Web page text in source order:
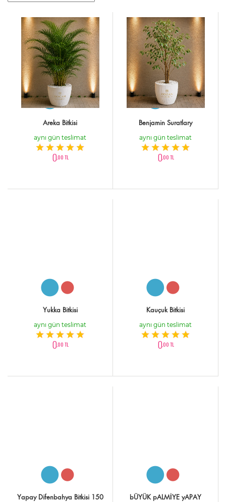
Areka Bitkisi
aynı gün teslimat
0,00 TL
Benjamin Suratlary
aynı gün teslimat
0,00 TL
Yukka Bitkisi
aynı gün teslimat
0,00 TL
Kauçuk Bitkisi
aynı gün teslimat
0,00 TL
Yapay Difenbahya Bitkisi 150
bÜYÜK pALMİYE yAPAY